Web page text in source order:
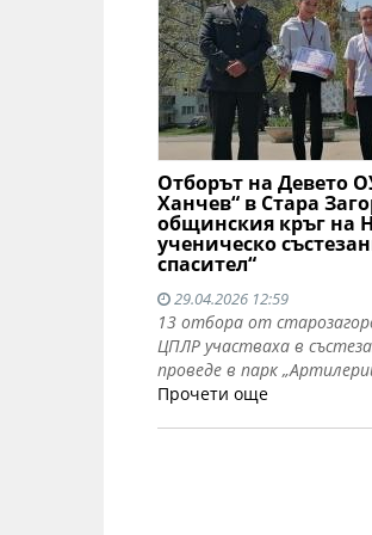
Отборът на Девето
Ханчев“ в Стара
общинския кръг на
ученическо
спасител“
29.04.2026 12:59
13 отбора от
ЦПЛР участваха в
проведе в парк
Прочети още